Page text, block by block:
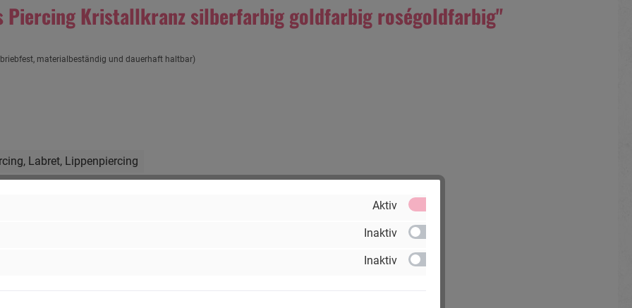
Piercing Kristallkranz silberfarbig goldfarbig roségoldfarbig"
materialbeständig und dauerhaft haltbar)
, Labret, Lippenpiercing
Aktiv
Inaktiv
Inaktiv